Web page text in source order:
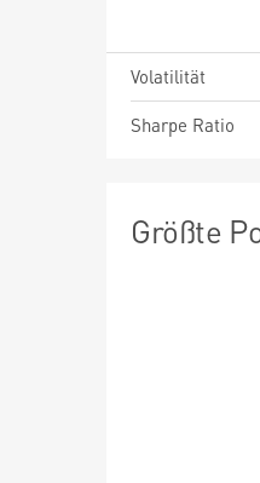
Volatilität
Sharpe Ratio
Größte